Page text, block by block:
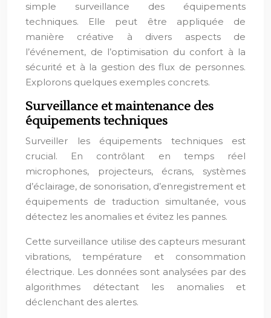
simple surveillance des équipements
techniques. Elle peut être appliquée de
manière créative à divers aspects de
l’événement, de l’optimisation du confort à la
sécurité et à la gestion des flux de personnes.
Explorons quelques exemples concrets.
Surveillance et maintenance des
équipements techniques
Surveiller les équipements techniques est
crucial. En contrôlant en temps réel
microphones, projecteurs, écrans, systèmes
d’éclairage, de sonorisation, d’enregistrement et
équipements de traduction simultanée, vous
détectez les anomalies et évitez les pannes.
Cette surveillance utilise des capteurs mesurant
vibrations, température et consommation
électrique. Les données sont analysées par des
algorithmes détectant les anomalies et
déclenchant des alertes.